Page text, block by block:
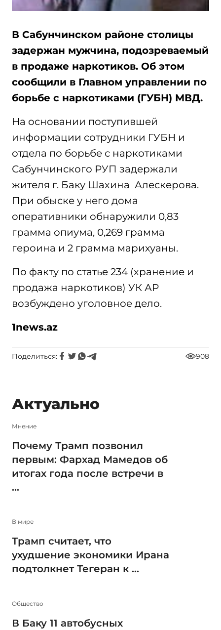
В Сабунчинском районе столицы
задержан мужчина, подозреваемый
в продаже наркотиков. Об этом
сообщили в Главном управлении по
борьбе с наркотиками (ГУБН) МВД.
На основании поступившей
информации сотрудники ГУБН и
отдела по борьбе с наркотиками
Сабунчинского РУП задержали
жителя г. Баку Шахина Алескерова.
При обыске у него дома
оперативники обнаружили 0,83
грамма опиума, 0,269 грамма
героина и 2 грамма марихуаны.
По факту по статье 234 (хранение и
продажа наркотиков) УК АР
возбуждено уголовное дело.
1news.az
Поделиться: 908
Актуально
Мнение
Почему Трамп позвонил
первым: Фархад Мамедов об
итогах года после встречи в
...
В мире
Трамп считает, что
ухудшение экономики Ирана
подтолкнет Тегеран к ...
Общество
В Баку 11 автобусных